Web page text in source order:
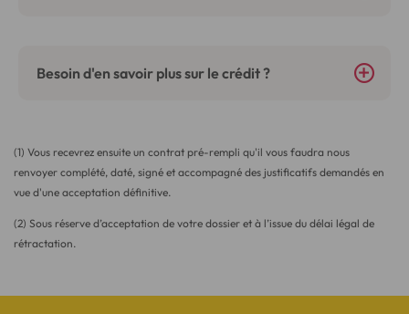
Besoin d'en savoir plus sur le crédit ?
(1) Vous recevrez ensuite un contrat pré-rempli qu'il vous faudra nous
renvoyer complété, daté, signé et accompagné des justificatifs demandés en
vue d'une acceptation définitive.
(2) Sous réserve d’acceptation de votre dossier et à l’issue du délai légal de
rétractation.